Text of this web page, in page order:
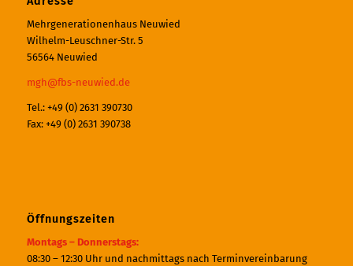
Mehrgenerationenhaus Neuwied
Wilhelm-Leuschner-Str. 5
56564 Neuwied
mgh@fbs-neuwied.de
Tel.: +49 (0) 2631 390730
Fax: +49 (0) 2631 390738
Öffnungszeiten
Montags – Donnerstags:
08:30 – 12:30 Uhr und nachmittags nach Terminvereinbarung